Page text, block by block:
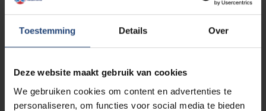
Toestemming Details Over
Deze website maakt gebruik van cookies
We gebruiken cookies om content en advertenties te
personaliseren, om functies voor social media te bieden